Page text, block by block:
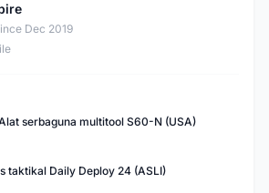
Dec 2019
serbaguna multitool S60-N (USA)
taktikal Daily Deploy 24 (ASLI)